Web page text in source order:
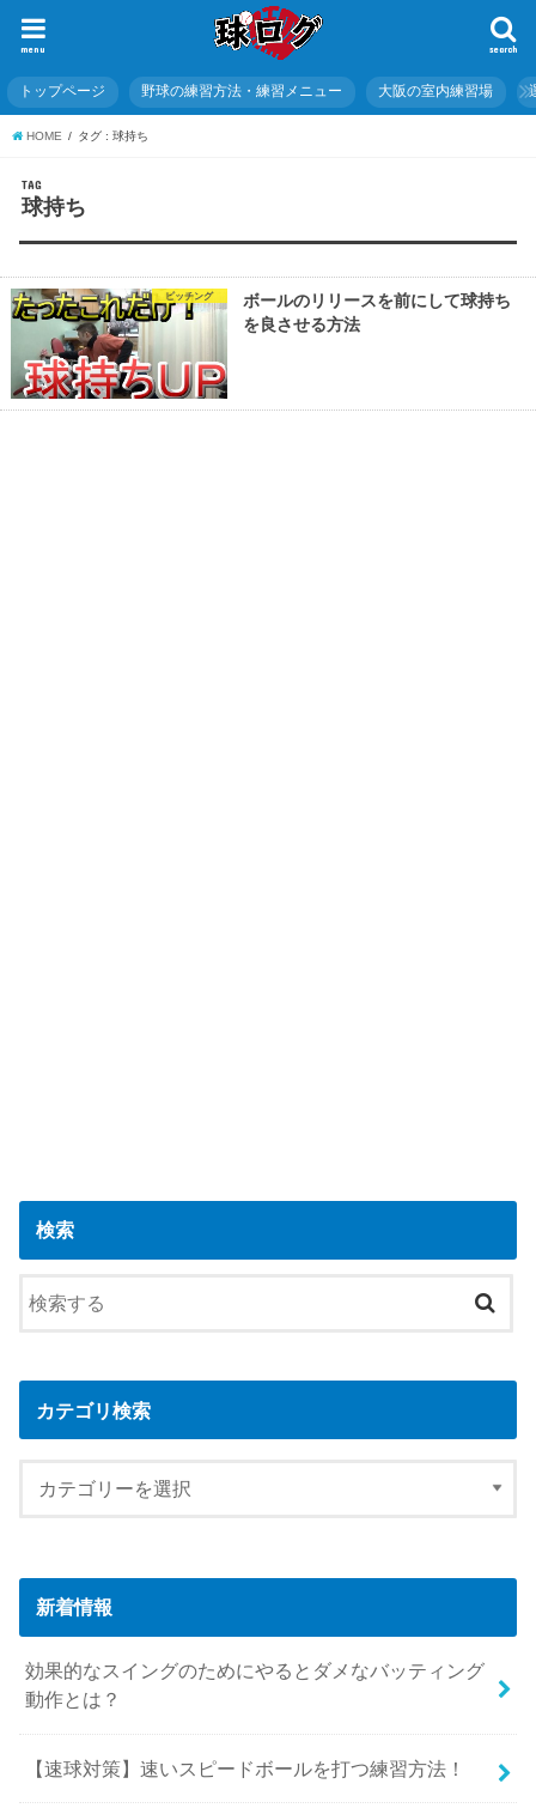
search
menu
トップページ 野球の練習方法・練習メニュー 大阪の室内練習場
HOME タグ : 球持ち
TAG
球持ち
ピッチング
ボールのリリースを前にして球持ち
を良させる方法
検索
カテゴリ検索
新着情報
効果的なスイングのためにやるとダメなバッティング
動作とは？
【速球対策】速いスピードボールを打つ練習方法！